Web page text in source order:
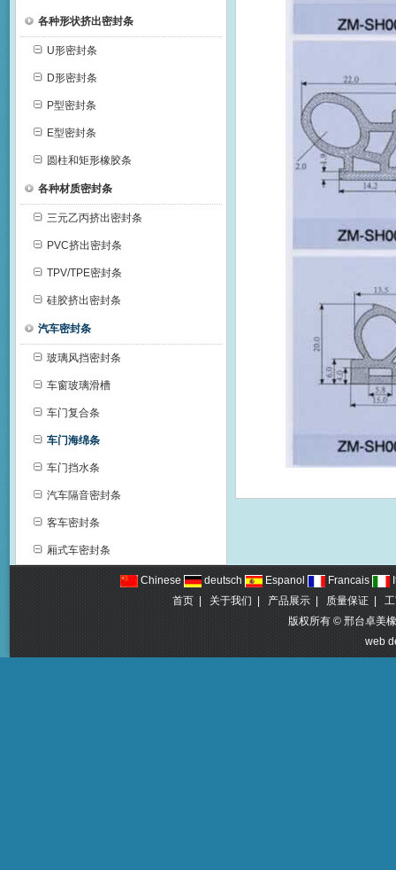
各种形状挤出密封条
U形密封条
D形密封条
P型密封条
E型密封条
圆柱和矩形橡胶条
各种材质密封条
三元乙丙挤出密封条
PVC挤出密封条
TPV/TPE密封条
硅胶挤出密封条
汽车密封条
玻璃风挡密封条
车窗玻璃滑槽
车门复合条
车门海绵条
车门挡水条
汽车隔音密封条
客车密封条
厢式车密封条
Chinese deutsch Espanol Francais
首页
关于我们 产品展示 质量保证
版权所有 © 邢台卓美
web